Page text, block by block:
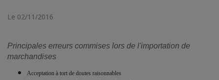
Le 02/11/2016
Principales erreurs commises lors de l'importation de
marchandises
Acceptation à tort de doutes raisonnables